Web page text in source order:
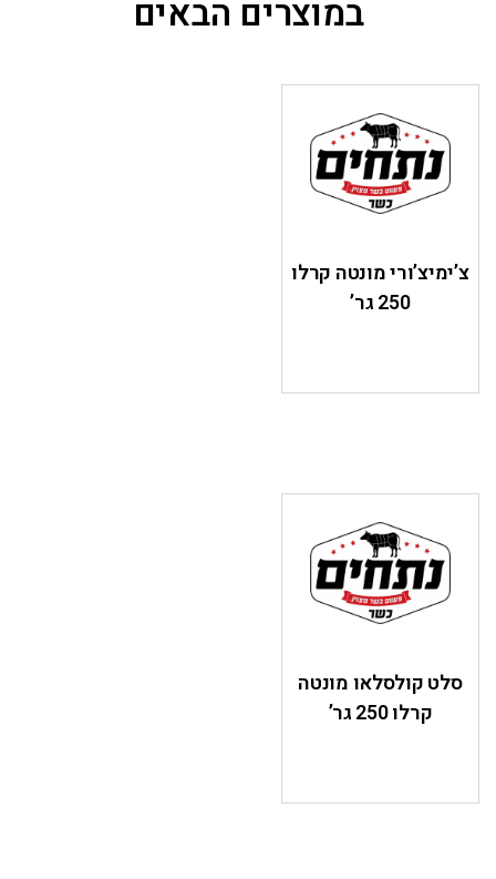
במוצרים הבאים
צ’ימיצ’ורי מונטה קרלו
250 גר’
סלט קולסלאו מונטה
קרלו 250 גר’